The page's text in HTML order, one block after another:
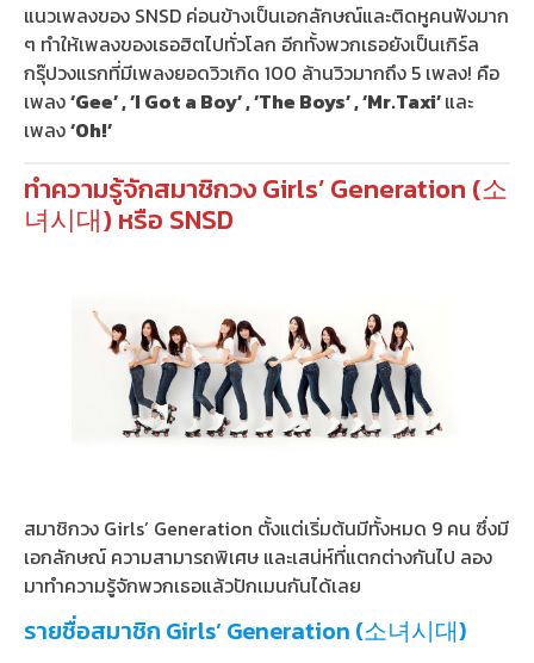
แนวเพลงของ SNSD ค่อนข้างเป็นเอกลักษณ์และติดหูคนฟังมาก
ๆ ทำให้เพลงของเธอฮิตไปทั่วโลก อีกทั้งพวกเธอยังเป็นเกิร์ล
กรุ๊ปวงแรกที่มีเพลงยอดวิวเกิด 100 ล้านวิวมากถึง 5 เพลง! คือ
เพลง‘Gee’ , ‘I Got a Boy’ , ‘The Boys’ , ‘Mr.Taxi’และ
เพลง‘Oh!’
ทำความรู้จักสมาชิกวง Girls’ Generation (소
녀시대) หรือ SNSD
สมาชิกวง Girls’ Generation ตั้งแต่เริ่มต้นมีทั้งหมด 9 คน ซึ่งมี
เอกลักษณ์ ความสามารถพิเศษ และเสน่ห์ที่แตกต่างกันไป ลอง
มาทำความรู้จักพวกเธอแล้วปักเมนกันได้เลย
รายชื่อสมาชิก Girls’ Generation (소녀시대)